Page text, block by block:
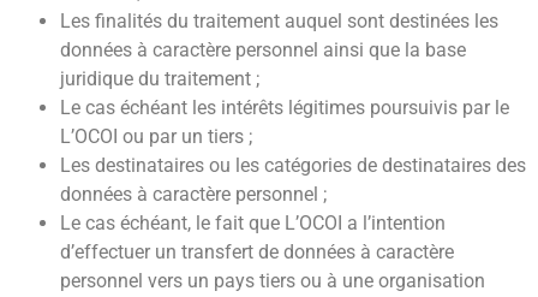
Les finalités du traitement auquel sont destinées les
données à caractère personnel ainsi que la base
juridique du traitement ;
Le cas échéant les intérêts légitimes poursuivis par le
L’OCOI ou par un tiers ;
Les destinataires ou les catégories de destinataires des
données à caractère personnel ;
Le cas échéant, le fait que L’OCOI a l’intention
d’effectuer un transfert de données à caractère
personnel vers un pays tiers ou à une organisation